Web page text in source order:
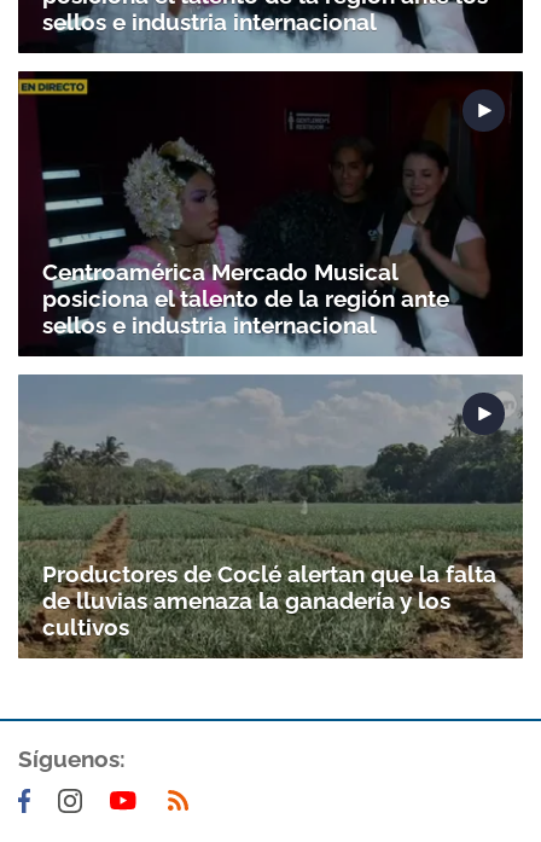
Gracias por suscribirte a nuestro boletín.
sellos e industria internacional
Centroamérica Mercado Musical
posiciona el talento de la región ante
sellos e industria internacional
Productores de Coclé alertan que la falta
de lluvias amenaza la ganadería y los
cultivos
Síguenos: